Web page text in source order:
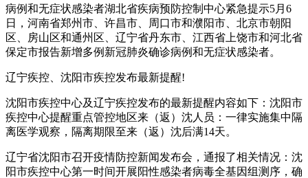
病例和无症状感染者湖北省疾病预防控制中心紧急提示5月6
日，河南省郑州市、许昌市、周口市和濮阳市、北京市朝阳
区、房山区和通州区、辽宁省丹东市、江西省上饶市和河北省
保定市报告新增多例新冠肺炎确诊病例和无症状感染者。
辽宁疾控、沈阳市疾控发布最新提醒!
沈阳市疾控中心及辽宁疾控发布的最新提醒内容如下：沈阳市
疾控中心提醒重点管控地区来（返）沈人员：一律实施集中隔
离医学观察，隔离期限至来（返）沈后满14天。
辽宁省沈阳市召开疫情防控新闻发布会，通报了相关情况：沈
阳市疾控中心第一时间开展阳性感染者病毒全基因组测序，确